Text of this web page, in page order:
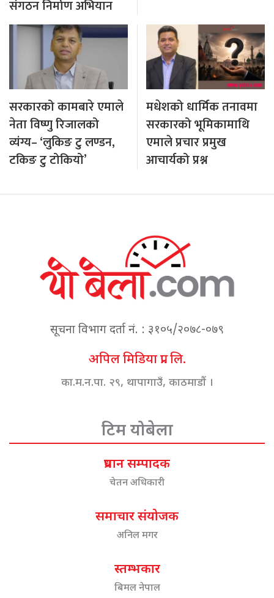
संगठन निर्माण अभियान
सरकारको कामबारे एमाले
नेता विष्णु रिजालको
व्यंग्य– ‘लुकिङ टु लण्डन,
टकिङ टु टोकियो’
मधेशको धार्मिक तनावमा
सरकारको भूमिकामाथि
एमाले प्रचार प्रमुख
आचार्यको प्रश्न
सूचना विभाग दर्ता नं. : ३१०५/२०७८-०७९
अपिल मिडिया प्रा. लि.
का.म.न.पा. २९, थापागाउँ, काठमाडौं ।
टिम योबेला
प्रधान सम्पादक
चेतन अधिकारी
समाचार संयोजक
अनिल मगर
स्तम्भकार
बिमल नेपाल